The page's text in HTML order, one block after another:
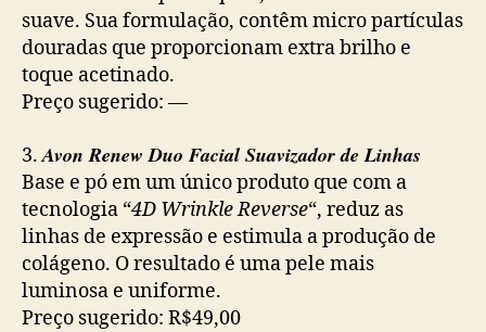
suave. Sua formulação, contêm micro partículas
douradas que proporcionam extra brilho e
toque acetinado.
Preço sugerido: —
3.Avon Renew Duo Facial Suavizador de Linhas
Base e pó em um único produto que com a
tecnologia “4D Wrinkle Reverse“, reduz as
linhas de expressão e estimula a produção de
colágeno. O resultado é uma pele mais
luminosa e uniforme.
Preço sugerido: R$49,00